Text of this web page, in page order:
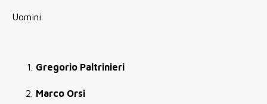
Uomini
Gregorio Paltrinieri
Marco Orsi